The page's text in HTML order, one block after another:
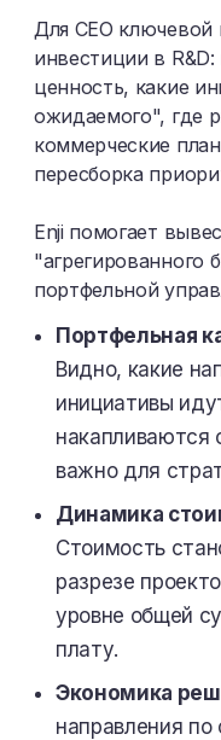
Для CEO
инвестиции в R&D:
ценность, какие
ожидаемого", где
коммерческие
пересборка
Enji помогает
портфельной
Портфельная
Видно, какие
инициативы
накапливаются
важно для
Динамика
Стоимость
разрезе
уровне общей
плату.
Экономика
направления